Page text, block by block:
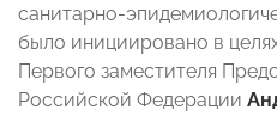
санитарно-
было инициировано в
Первого заместителя
Российской Федерации